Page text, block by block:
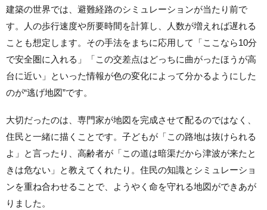
建築の世界では、避難経路のシミュレーションが当たり前で
す。人の歩行速度や所要時間を計算し、人数が増えれば遅れる
ことも想定します。その手法をまちに応用して「ここなら10分
で安全圏に入れる」「この交差点はどっちに曲がったほうが高
台に近い」といった情報が色の変化によって分かるようにした
のが“逃げ地図”です。
大切だったのは、専門家が地図を完成させて配るのではなく、
住民と一緒に描くことです。子どもが「この路地は抜けられる
よ」と言ったり、高齢者が「この道は暗渠だから津波が来たと
きは危ない」と教えてくれたり。住民の知識とシミュレーショ
ンを重ね合わせることで、ようやく命を守れる地図ができあが
りました。